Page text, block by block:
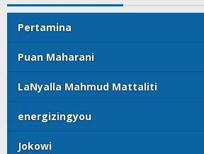
Pertamina
Puan Maharani
LaNyalla Mahmud Mattaliti
energizingyou
Jokowi